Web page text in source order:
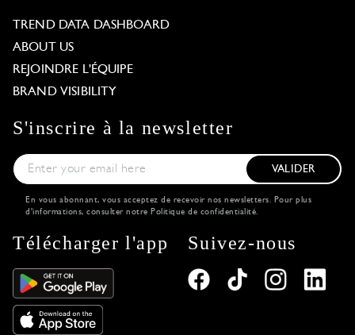
TREND DATA DASHBOARD
ABOUT US
REJOINDRE L'ÉQUIPE
BRAND VISIBILITY
S'inscrire à la newsletter
VALIDER
En vous abonnant, vous acceptez de recevoir nos newsletters. Pour plus
d'informations, consulter notre Politique de confidentialité.
Télécharger l'app Suivez-nous